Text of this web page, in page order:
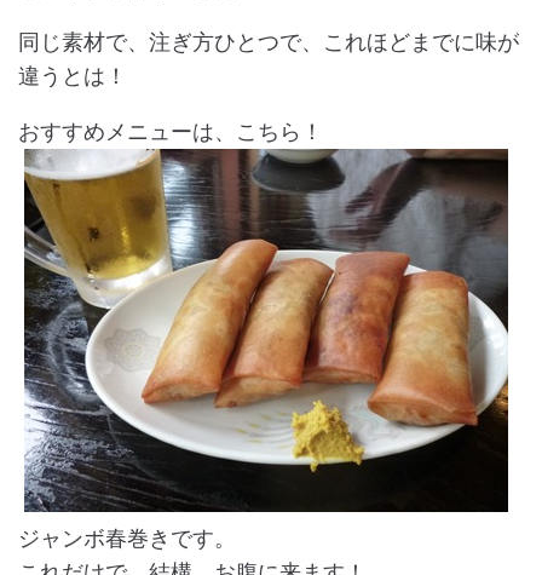
同じ素材で、注ぎ方ひとつで、これほどまでに味が
違うとは！
おすすめメニューは、こちら！
ジャンボ春巻きです。